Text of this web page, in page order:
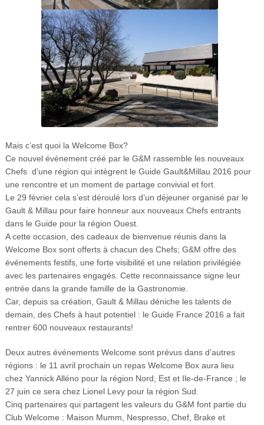
Mais c’est quoi la Welcome Box?
Ce nouvel événement créé par le G&M rassemble les nouveaux
Chefs d’une région qui intègrent le Guide Gault&Millau 2016 pour
une rencontre et un moment de partage convivial et fort.
Le 29 février cela s’est déroulé lors d’un déjeuner organisé par le
Gault & Millau pour faire honneur aux nouveaux Chefs entrants
dans le Guide pour la région Ouest.
A cette occasion, des cadeaux de bienvenue réunis dans la
Welcome Box sont offerts à chacun des Chefs; G&M offre des
événements festifs, une forte visibilité et une relation privilégiée
avec les partenaires engagés. Cette reconnaissance signe leur
entrée dans la grande famille de la Gastronomie.
Car, depuis sa création, Gault & Millau déniche les talents de
demain, des Chefs à haut potentiel : le Guide France 2016 a fait
rentrer 600 nouveaux restaurants!
Deux autres événements Welcome sont prévus dans d’autres
régions : le 11 avril prochain un repas Welcome Box aura lieu
chez Yannick Alléno pour la région Nord, Est et Ile-de-France ; le
27 juin ce sera chez Lionel Levy pour la région Sud.
Cinq partenaires qui partagent les valeurs du G&M font partie du
Club Welcome : Maison Mumm, Nespresso, Chef, Brake et